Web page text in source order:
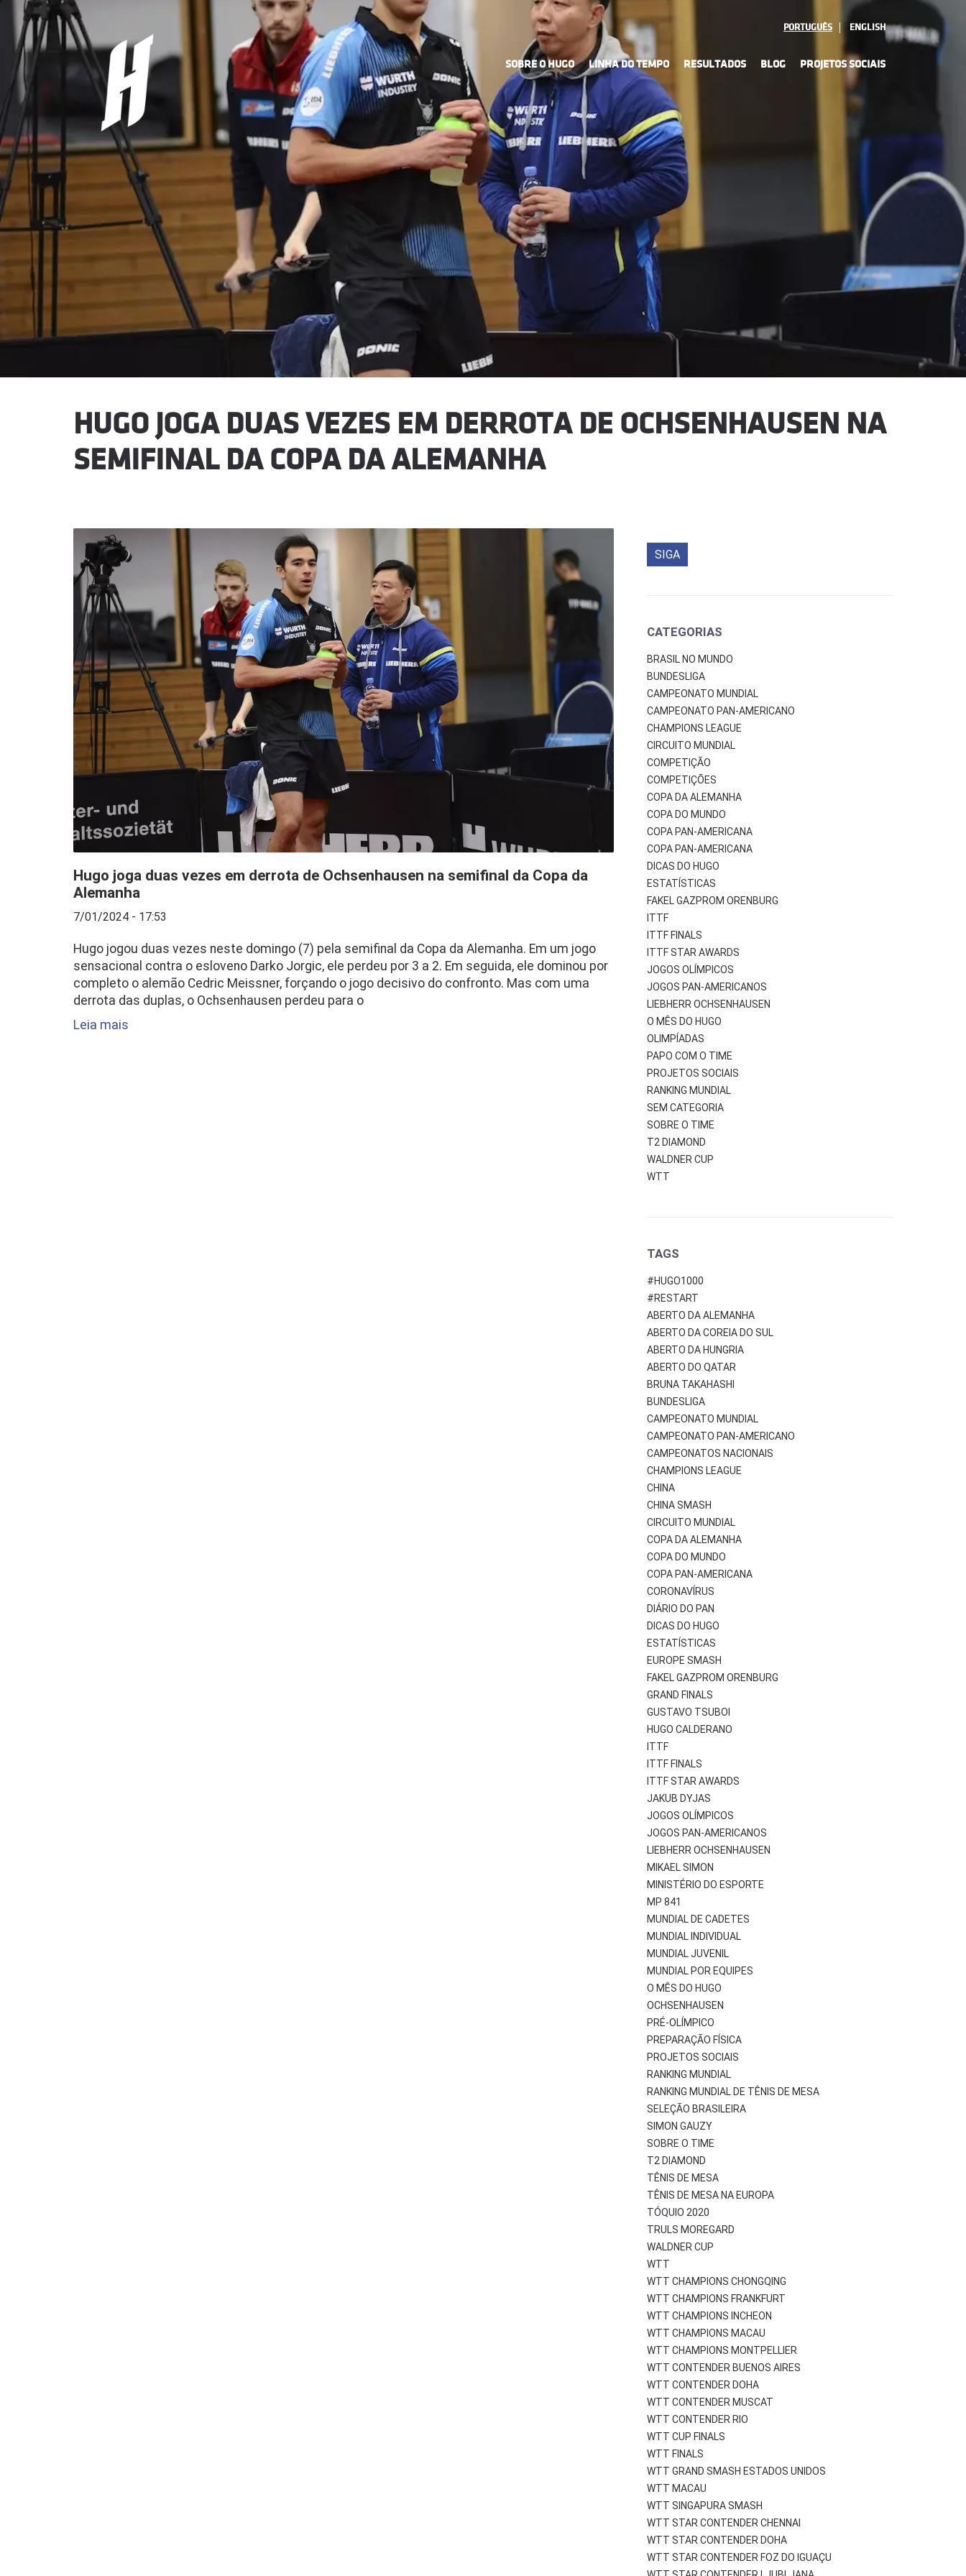
PORTUGUÊS ENGLISH
SOBRE O HUGO LINHA DO TEMPO RESULTADOS BLOG PROJETOS SOCIAIS
HUGO JOGA DUAS VEZES EM DERROTA DE OCHSENHAUSEN NA
SEMIFINAL DA COPA DA ALEMANHA
Hugo joga duas vezes em derrota de Ochsenhausen na semifinal da Copa da
Alemanha
7/01/2024 - 17:53
Hugo jogou duas vezes neste domingo (7) pela semifinal da Copa da Alemanha. Em um jogo
sensacional contra o esloveno Darko Jorgic, ele perdeu por 3 a 2. Em seguida, ele dominou por
completo o alemão Cedric Meissner, forçando o jogo decisivo do confronto. Mas com uma
derrota das duplas, o Ochsenhausen perdeu para o
Leia mais
SIGA
CATEGORIAS
BRASIL NO MUNDO
BUNDESLIGA
CAMPEONATO MUNDIAL
CAMPEONATO PAN-AMERICANO
CHAMPIONS LEAGUE
CIRCUITO MUNDIAL
COMPETIÇÃO
COMPETIÇÕES
COPA DA ALEMANHA
COPA DO MUNDO
COPA PAN-AMERICANA
COPA PAN-AMERICANA
DICAS DO HUGO
ESTATÍSTICAS
FAKEL GAZPROM ORENBURG
ITTF
ITTF FINALS
ITTF STAR AWARDS
JOGOS OLÍMPICOS
JOGOS PAN-AMERICANOS
LIEBHERR OCHSENHAUSEN
O MÊS DO HUGO
OLIMPÍADAS
PAPO COM O TIME
PROJETOS SOCIAIS
RANKING MUNDIAL
SEM CATEGORIA
SOBRE O TIME
T2 DIAMOND
WALDNER CUP
WTT
TAGS
#HUGO1000
#RESTART
ABERTO DA ALEMANHA
ABERTO DA COREIA DO SUL
ABERTO DA HUNGRIA
ABERTO DO QATAR
BRUNA TAKAHASHI
BUNDESLIGA
CAMPEONATO MUNDIAL
CAMPEONATO PAN-AMERICANO
CAMPEONATOS NACIONAIS
CHAMPIONS LEAGUE
CHINA
CHINA SMASH
CIRCUITO MUNDIAL
COPA DA ALEMANHA
COPA DO MUNDO
COPA PAN-AMERICANA
CORONAVÍRUS
DIÁRIO DO PAN
DICAS DO HUGO
ESTATÍSTICAS
EUROPE SMASH
FAKEL GAZPROM ORENBURG
GRAND FINALS
GUSTAVO TSUBOI
HUGO CALDERANO
ITTF
ITTF FINALS
ITTF STAR AWARDS
JAKUB DYJAS
JOGOS OLÍMPICOS
JOGOS PAN-AMERICANOS
LIEBHERR OCHSENHAUSEN
MIKAEL SIMON
MINISTÉRIO DO ESPORTE
MP 841
MUNDIAL DE CADETES
MUNDIAL INDIVIDUAL
MUNDIAL JUVENIL
MUNDIAL POR EQUIPES
O MÊS DO HUGO
OCHSENHAUSEN
PRÉ-OLÍMPICO
PREPARAÇÃO FÍSICA
PROJETOS SOCIAIS
RANKING MUNDIAL
RANKING MUNDIAL DE TÊNIS DE MESA
SELEÇÃO BRASILEIRA
SIMON GAUZY
SOBRE O TIME
T2 DIAMOND
TÊNIS DE MESA
TÊNIS DE MESA NA EUROPA
TÓQUIO 2020
TRULS MOREGARD
WALDNER CUP
WTT
WTT CHAMPIONS CHONGQING
WTT CHAMPIONS FRANKFURT
WTT CHAMPIONS INCHEON
WTT CHAMPIONS MACAU
WTT CHAMPIONS MONTPELLIER
WTT CONTENDER BUENOS AIRES
WTT CONTENDER DOHA
WTT CONTENDER MUSCAT
WTT CONTENDER RIO
WTT CUP FINALS
WTT FINALS
WTT GRAND SMASH ESTADOS UNIDOS
WTT MACAU
WTT SINGAPURA SMASH
WTT STAR CONTENDER CHENNAI
WTT STAR CONTENDER DOHA
WTT STAR CONTENDER FOZ DO IGUAÇU